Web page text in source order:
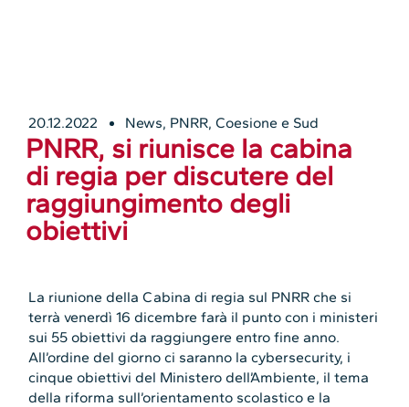
20.12.2022 News, PNRR, Coesione e Sud
PNRR, si riunisce la cabina
di regia per discutere del
raggiungimento degli
obiettivi
La riunione della Cabina di regia sul PNRR che si
terrà venerdì 16 dicembre farà il punto con i ministeri
sui 55 obiettivi da raggiungere entro fine anno.
All’ordine del giorno ci saranno la cybersecurity, i
cinque obiettivi del Ministero dell’Ambiente, il tema
della riforma sull’orientamento scolastico e la